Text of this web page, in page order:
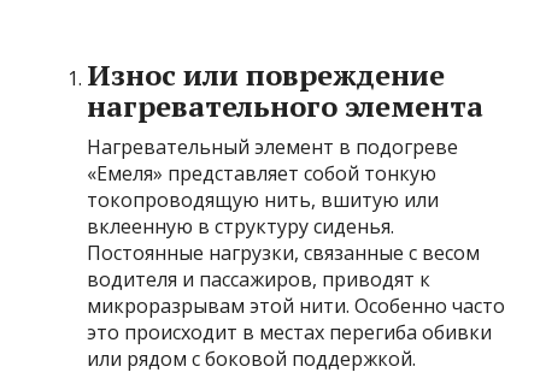
Износ или повреждение
нагревательного элемента
Нагревательный элемент в подогреве
«Емеля» представляет собой тонкую
токопроводящую нить, вшитую или
вклеенную в структуру сиденья.
Постоянные нагрузки, связанные с весом
водителя и пассажиров, приводят к
микроразрывам этой нити. Особенно часто
это происходит в местах перегиба обивки
или рядом с боковой поддержкой.